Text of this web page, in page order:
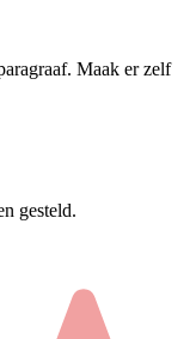
Maak er zelf
gesteld.